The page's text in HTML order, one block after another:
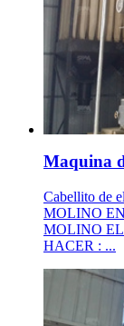
Maquina
Cabellito de
MOLINO
MOLINO
HACER : ...